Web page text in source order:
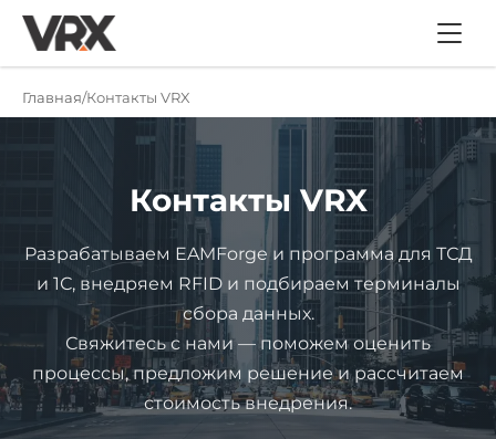
Главная Контакты VRX
Контакты VRX
Разрабатываем EAMForge и программа для ТСД
и 1С, внедряем RFID и подбираем терминалы
сбора данных.
Свяжитесь с нами — поможем оценить
процессы, предложим решение и рассчитаем
стоимость внедрения.